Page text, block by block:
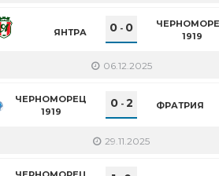
ЯНТРА 0 - 0
1919
06.12.2025
ЧЕРНОМОРЕЦ
1919
0- 2 ФРАТРИЯ
29.11.2025